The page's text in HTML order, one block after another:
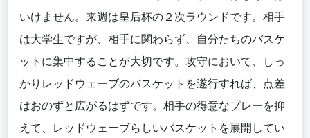
いけません。来週は皇后杯の２次ラウンドです。相手
は大学生ですが、相手に関わらず、自分たちのバスケ
ットに集中することが大切です。攻守において、しっ
かりレッドウェーブのバスケットを遂行すれば、点差
はおのずと広がるはずです。相手の得意なプレーを抑
えて、レッドウェーブらしいバスケットを展開してい